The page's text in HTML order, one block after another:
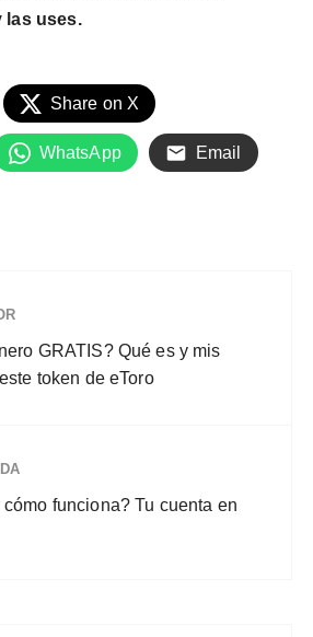
las uses.
Share on X
WhatsApp Email
GRATIS? Qué es y mis
token de eToro
funciona? Tu cuenta en